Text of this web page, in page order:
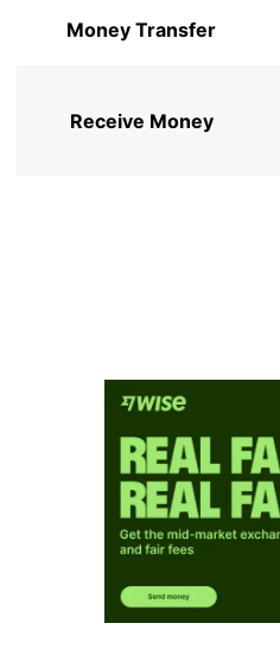
Money Transfer
Receive Money